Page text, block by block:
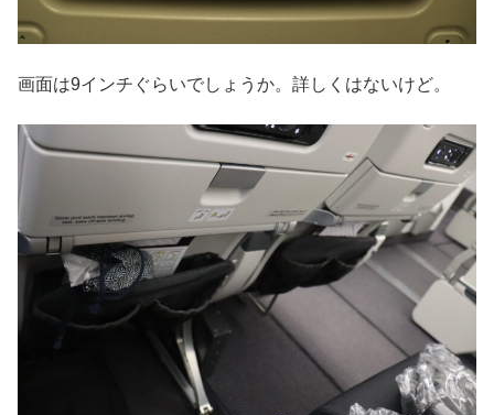
画面は9インチぐらいでしょうか。詳しくはないけど。